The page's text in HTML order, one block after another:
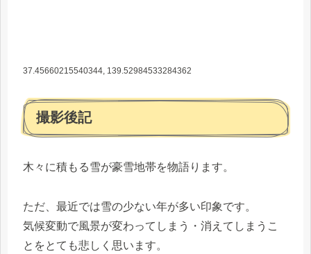
37.45660215540344, 139.52984533284362
撮影後記
木々に積もる雪が豪雪地帯を物語ります。
ただ、最近では雪の少ない年が多い印象です。
気候変動で風景が変わってしまう・消えてしまうこ
とをとても悲しく思います。